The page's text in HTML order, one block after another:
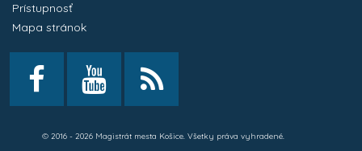
Prístupnosť
Mapa stránok
© 2016 - 2026 Magistrát mesta Košice. Všetky práva vyhradené.